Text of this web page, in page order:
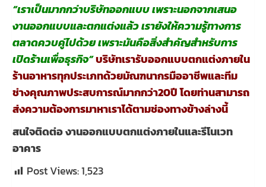
“เราเป็นมากกว่าบริษัทออกแบบ เพราะนอกจากเสนอ
งานออกแบบและตกแต่งแล้ว เรายังให้ความรู้ทางการ
ตลาดควบคู่ไปด้วย เพราะมันคือสิ่งสำคัญสำหรับการ
เปิดร้านเพื่อธุรกิจ”บริษัทเรารับออกแบบตกแต่งภายใน
ร้านอาหารทุกประเภทด้วยมัณฑนากรมืออาชีพและทีม
ช่างคุณภาพประสบการณ์มากกว่า20ปี โดยท่านสามารถ
ส่งความต้องการมาหาเราได้ตามช่องทางข้างล่างนี้
สนใจติดต่อ งานออกแบบตกแต่งภายในและรีโนเวท
อาคาร
Post Views:1,523